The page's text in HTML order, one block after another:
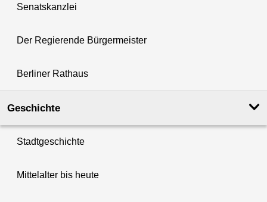
Senatskanzlei
Der Regierende Bürgermeister
Berliner Rathaus
Geschichte
Stadtgeschichte
Mittelalter bis heute